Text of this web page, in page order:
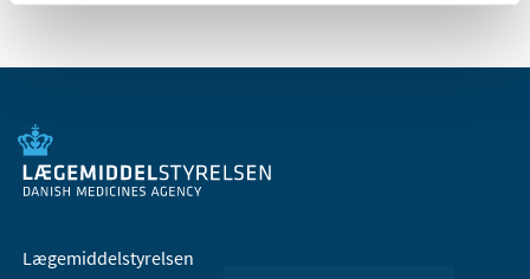
Lægemiddelstyrelsen